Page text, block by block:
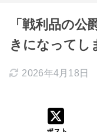
「戦利品の
きになってし
2026年4月18日